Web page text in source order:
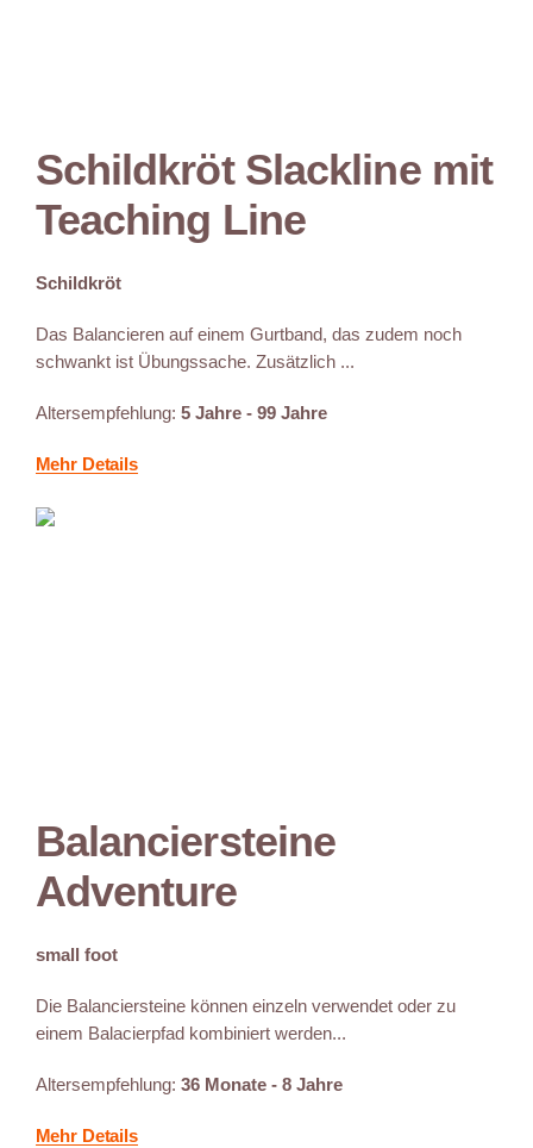
Schildkröt Slackline mit
Teaching Line
Schildkröt
Das Balancieren auf einem Gurtband, das zudem noch
schwankt ist Übungssache. Zusätzlich ...
Altersempfehlung: 5 Jahre - 99 Jahre
Mehr Details
Balanciersteine
Adventure
small foot
Die Balanciersteine können einzeln verwendet oder zu
einem Balacierpfad kombiniert werden...
Altersempfehlung: 36 Monate - 8 Jahre
Mehr Details